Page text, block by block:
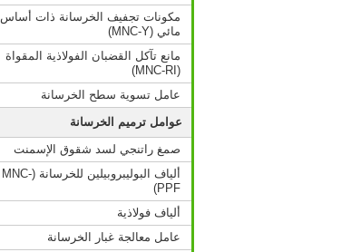
مكونات تجفيف الخرسانة ذات أساس
مائي (MNC-Y)
مانع تآكل القضبان الفولاذية المقواة
(MNC-RI)
عامل تسوية سطح الخرسانة
عوامل ترميم الخرسانة
صمغ راتنجي لسد شقوق الإسمنت
ألياف البوليبروبيلين للخرسانة (MNC-
PPF)
ألياف فولاذية
عامل معالجة غبار الخرسانة